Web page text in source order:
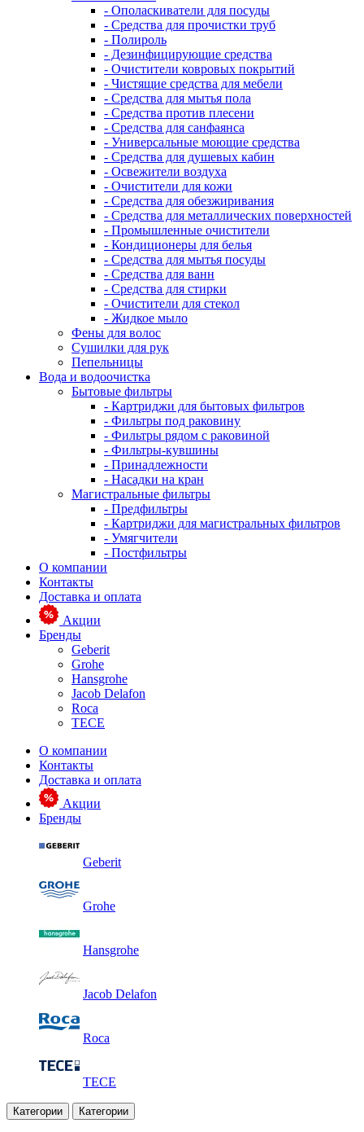
- Ополаскиватели для посуды
- Средства для прочистки труб
- Полироль
- Дезинфицирующие средства
- Очистители ковровых покрытий
- Чистящие средства для мебели
- Средства для мытья пола
- Средства против плесени
- Средства для санфаянса
- Универсальные моющие средства
- Средства для душевых кабин
- Освежители воздуха
- Очистители для кожи
- Средства для обезжиривания
- Средства для металлических поверхностей
- Промышленные очистители
- Кондиционеры для белья
- Средства для мытья посуды
- Средства для ванн
- Средства для стирки
- Очистители для стекол
- Жидкое мыло
Фены для волос
Сушилки для рук
Пепельницы
Вода и водоочистка
Бытовые фильтры
- Картриджи для бытовых фильтров
- Фильтры под раковину
- Фильтры рядом с раковиной
- Фильтры-кувшины
- Принадлежности
- Насадки на кран
Магистральные фильтры
- Предфильтры
- Картриджи для магистральных фильтров
- Умягчители
- Постфильтры
О компании
Контакты
Доставка и оплата
Акции
Бренды
Geberit
Grohe
Hansgrohe
Jacob Delafon
Roca
TECE
О компании
Контакты
Доставка и оплата
Акции
Бренды
Geberit
Grohe
Hansgrohe
Jacob Delafon
Roca
TECE
Категории Категории